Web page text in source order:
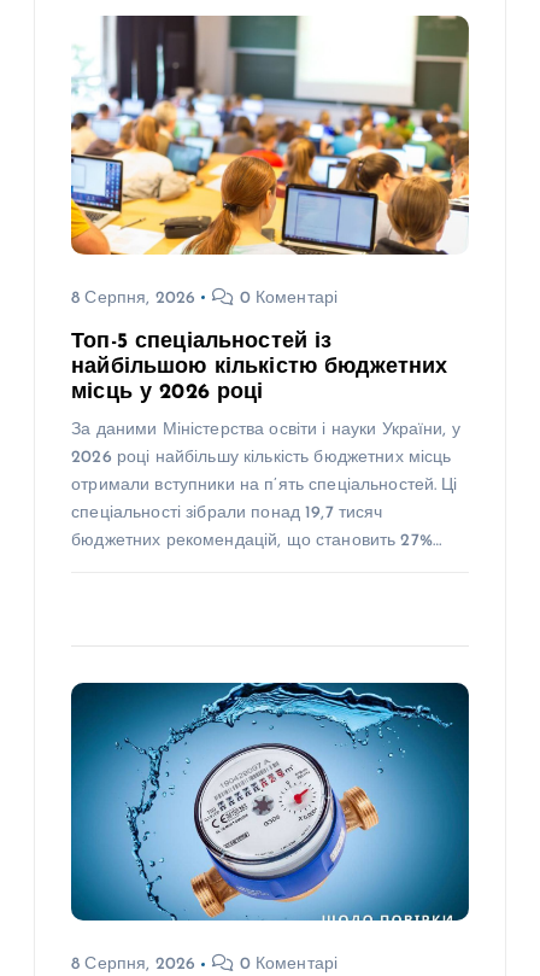
8 Серпня, 2026 0 Коментарі
Топ-5 спеціальностей із
найбільшою кількістю бюджетних
місць у 2026 році
За даними Міністерства освіти і науки України, у
2026 році найбільшу кількість бюджетних місць
отримали вступники на п’ять спеціальностей. Ці
спеціальності зібрали понад 19,7 тисяч
бюджетних рекомендацій, що становить 27%…
8 Серпня, 2026 0 Коментарі